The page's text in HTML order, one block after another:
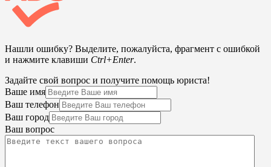
Нашли ошибку? Выделите, пожалуйста, фрагмент с ошибкой
и нажмите клавиши Ctrl+Enter.
Задайте свой вопрос и получите помощь юриста!
Ваше имя
Ваш телефон
Ваш город
Ваш вопрос